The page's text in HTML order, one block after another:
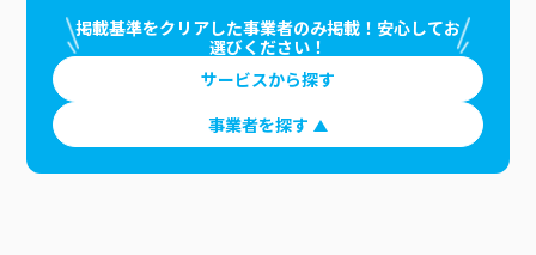
掲載基準をクリアした事業者のみ掲載！安心してお
選びください！
サービスから探す
事業者を探す